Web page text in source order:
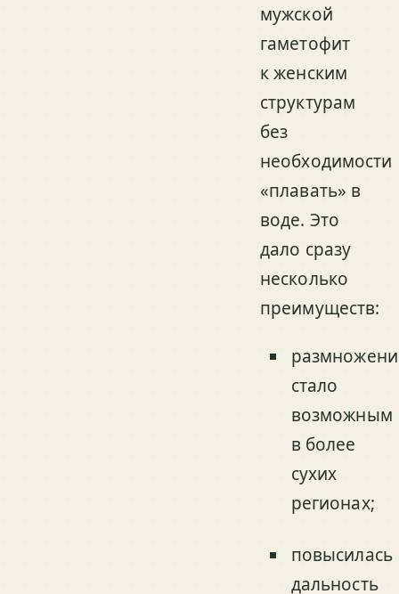
мужской
гаметофит
к женским
структурам
без
необходимости
«плавать» в
воде. Это
дало сразу
несколько
преимуществ:
стало
возможным
в более
сухих
регионах;
повысилась
дальность